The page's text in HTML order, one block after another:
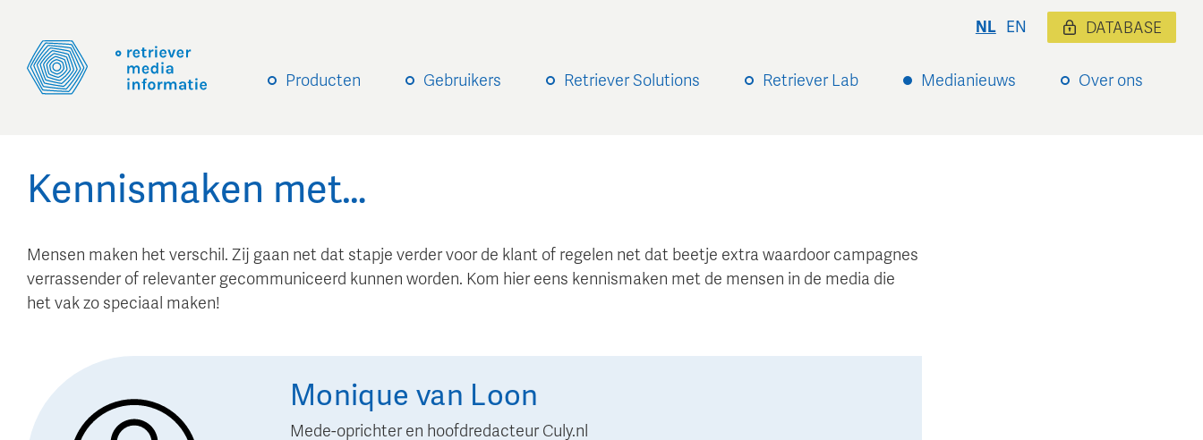
Producten Gebruikers Retriever Solutions Retriever Lab Medianieuws Over ons
NL EN DATABASE
Kennismaken met…
Mensen maken het verschil. Zij gaan net dat stapje verder voor de klant of regelen net dat beetje extra waardoor campagnes
verrassender of relevanter gecommuniceerd kunnen worden. Kom hier eens kennismaken met de mensen in de media die
het vak zo speciaal maken!
Monique van Loon
Mede-oprichter en hoofdredacteur Culy.nl